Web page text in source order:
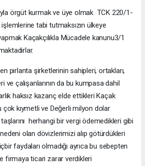
örgüt kurmak ve üye olmak TCK 220/1-
tabi tutmaksızın ülkeye
Kaçakçılıkla Mücadele kanunu3/1
pırlanta şirketlerinin sahipleri, ortakları,
ve çalışanlarının da bu kumpasa dahil
haksız kazanç elde ettikleri Kaçak
çok kıymetli ve Değerli milyon dolar
herhangi bir vergi ödemedikleri gibi
olan dövizlerimizi alıp götürdükleri
faydaları olmadığı ayrıca bu sebepten
firmaya ticari zarar verdikleri